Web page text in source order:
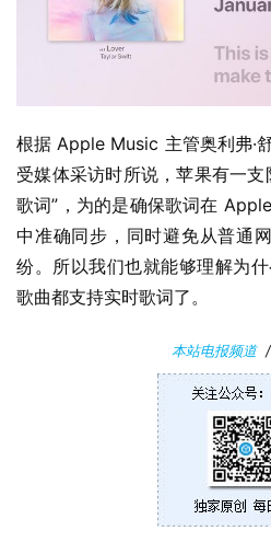
根据 Apple Music 主管奥利弗·
受媒体采访时所说，苹果有一
歌词”，为的是确保歌词在
中准确同步，同时避免从普通
纷。所以我们也就能够理解为
歌曲都支持实时歌词了。
本站电报频道/